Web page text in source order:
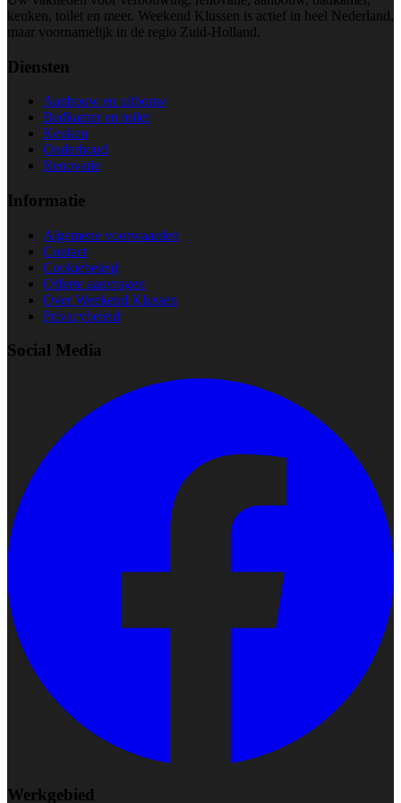
keuken, toilet en meer. Weekend Klussen is actief in heel Nederland,
maar voornamelijk in de regio Zuid-Holland.
Diensten
Aanbouw en uitbouw
Badkamer en toilet
Keuken
Onderhoud
Renovatie
Informatie
Algemene voorwaarden
Contact
Cookiebeleid
Offerte aanvragen
Over Weekend Klussen
Privacybeleid
Social Media
Werkgebied